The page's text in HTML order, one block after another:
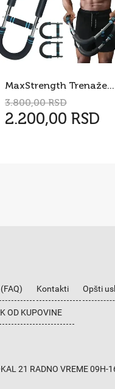
MaxStrength Trenažer za Jačanje Celog Tela
3.800,00 RSD
2.200,00 RSD
Kontakti Opšti
OD KUPOVINE
21 RADNO VREME 09H-